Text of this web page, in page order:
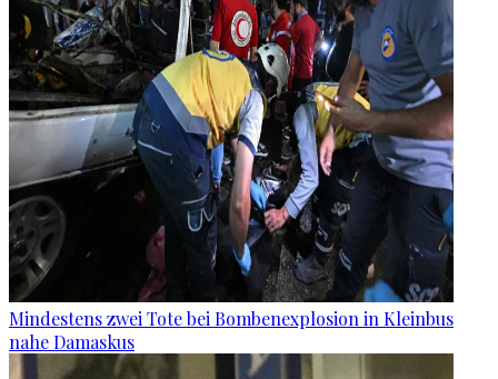
Mindestens zwei Tote bei Bombenexplosion in Kleinbus
nahe Damaskus